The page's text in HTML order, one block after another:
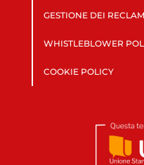
GESTIONE DEI
WHISTLEBLOWER
COOKIE POLICY